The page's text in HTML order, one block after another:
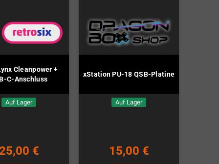
Cleanpower +
C-Anschluss
Auf Lager
25,00 €
xStation PU-18 QSB-Platine
Auf Lager
15,00 €